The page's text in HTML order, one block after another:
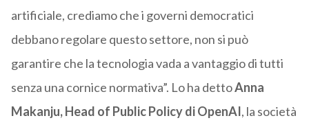
artificiale, crediamo che i governi democratici
debbano regolare questo settore, non si può
garantire che la tecnologia vada a vantaggio di tutti
senza una cornice normativa”. Lo ha dettoAnna
Makanju, Head of Public Policy di OpenAI, la società